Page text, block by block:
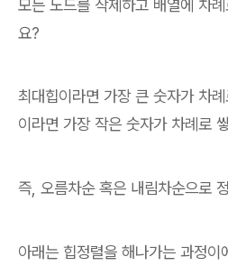
모든 노드를 삭제하고 배열에 차
요?
최대힙이라면 가장 큰 숫자가 차
이라면 가장 작은 숫자가 차례로
즉, 오름차순 혹은 내림차순으로
아래는 힙정렬을 해나가는 과정이